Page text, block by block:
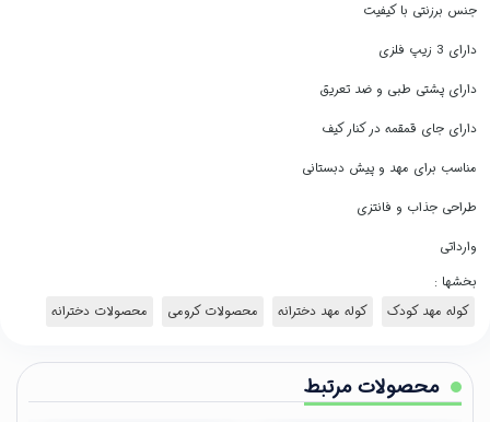
جنس برزنتی با کیفیت
دارای 3 زیپ فلزی
دارای پشتی طبی و ضد تعریق
دارای جای قمقمه در کنار کیف
مناسب برای مهد و پیش دبستانی
طراحی جذاب و فانتزی
وارداتی
بخشها :
کوله مهد کودک
کوله مهد دخترانه محصولات کرومی محصولات دخترانه
محصولات مرتبط